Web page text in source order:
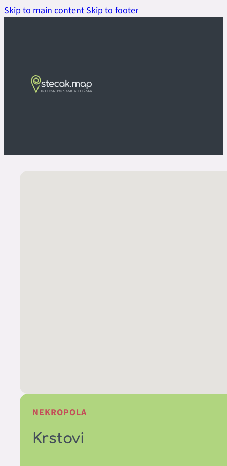
Skip to main contentSkip to footer
NEKROPOLA
Krstovi